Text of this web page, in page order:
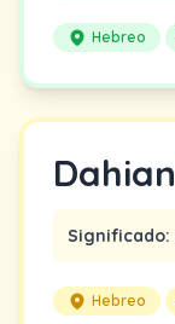
Hebreo
Dahian
Significado:
Hebreo